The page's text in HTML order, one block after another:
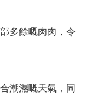
多餘嘅肉肉，令
潮濕嘅天氣，同